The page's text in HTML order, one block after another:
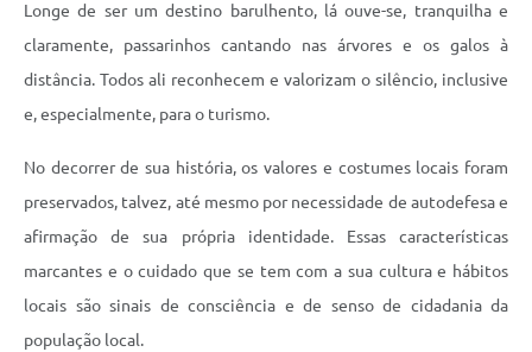
Longe de ser um destino barulhento, lá ouve-se, tranquilha e
claramente, passarinhos cantando nas árvores e os galos à
distância. Todos ali reconhecem e valorizam o silêncio, inclusive
e, especialmente, para o turismo.
No decorrer de sua história, os valores e costumes locais foram
preservados, talvez, até mesmo por necessidade de autodefesa e
afirmação de sua própria identidade. Essas características
marcantes e o cuidado que se tem com a sua cultura e hábitos
locais são sinais de consciência e de senso de cidadania da
população local.